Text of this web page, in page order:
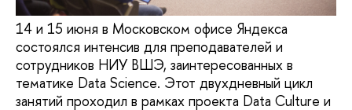
14 и 15 июня в Московском офисе Яндекса
состоялся интенсив для преподавателей и
сотрудников НИУ ВШЭ, заинтересованных в
тематике Data Science. Этот двухдневный цикл
занятий проходил в рамках проекта Data Culture и